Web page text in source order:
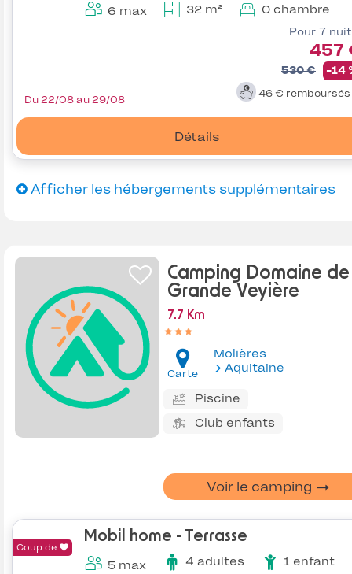
6 max 32 m² 0 chambre
Pour 7
457
530 € -14
46 € remboursés
Détails
Du 22/08 au 29/08
Afficher les hébergements supplémentaires
Camping Domaine
Grande Veyière
7.7 Km
Carte
Molières
Aquitaine
Piscine
Club enfants
Voir le camping
Coup de
Mobil home - Terrasse
5 max 4 adultes
1 enfant